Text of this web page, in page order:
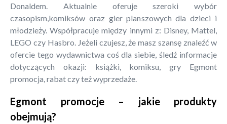
Donaldem. Aktualnie oferuje szeroki wybór
czasopism,komiksów oraz gier planszowych dla dzieci i
młodzieży. Współpracuje między innymi z: Disney, Mattel,
LEGO czy Hasbro. Jeżeli czujesz, że masz szansę znaleźć w
ofercie tego wydawnictwa coś dla siebie, śledź informacje
dotyczących okazji: książki, komiksu, gry Egmont
promocja, rabat czy też wyprzedaże.
Egmont promocje – jakie produkty
obejmują?